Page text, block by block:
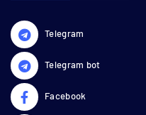
Telegram
Telegram bot
Facebook